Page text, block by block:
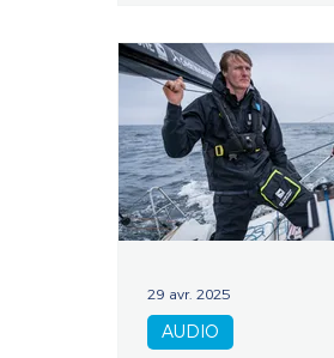
29 avr. 2025
AUDIO